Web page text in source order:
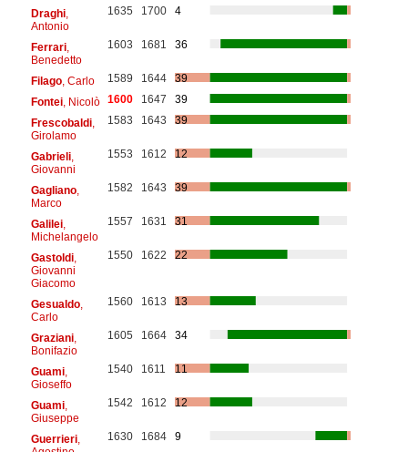
Draghi,
Antonio
1635 1700 4
Ferrari,
Benedetto
1603 1681 36
Filago, Carlo 1589 1644
39
Fontei, Nicolò 1600 1647
39
Frescobaldi,
Girolamo
1583 1643 39
Gabrieli,
Giovanni
1553 1612 12
Gagliano,
Marco
1582 1643 39
Galilei,
Michelangelo
1557 1631 31
Gastoldi,
Giovanni
Giacomo
1550 1622 22
Gesualdo,
Carlo
1560 1613 13
Graziani,
Bonifazio
1605 1664 34
Guami,
Gioseffo
1540 1611 11
Guami,
Giuseppe
1542 1612 12
Guerrieri,
1630 1684 9